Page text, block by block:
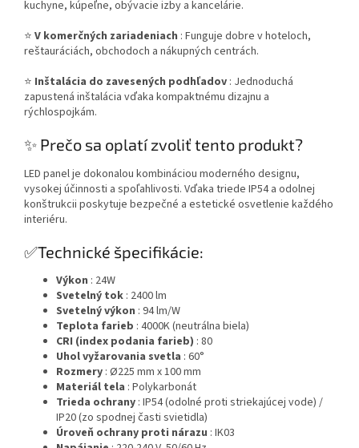
kuchyne, kúpeľne, obývacie izby a kancelárie.
⭐ V komerčných zariadeniach : Funguje dobre v hoteloch,
reštauráciách, obchodoch a nákupných centrách.
⭐ Inštalácia do zavesených podhľadov : Jednoduchá
zapustená inštalácia vďaka kompaktnému dizajnu a
rýchlospojkám.
✨ Prečo sa oplatí zvoliť tento produkt?
LED panel je dokonalou kombináciou moderného designu,
vysokej účinnosti a spoľahlivosti. Vďaka triede IP54 a odolnej
konštrukcii poskytuje bezpečné a estetické osvetlenie každého
interiéru.
✅Technické špecifikácie:
Výkon : 24W
Svetelný tok : 2400 lm
Svetelný výkon : 94 lm/W
Teplota farieb : 4000K (neutrálna biela)
CRI (index podania farieb) : 80
Uhol vyžarovania svetla : 60°
Rozmery : Ø225 mm x 100 mm
Materiál tela : Polykarbonát
Trieda ochrany : IP54 (odolné proti striekajúcej vode) /
IP20 (zo spodnej časti svietidla)
Úroveň ochrany proti nárazu : IK03